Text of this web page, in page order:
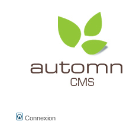
Connexion